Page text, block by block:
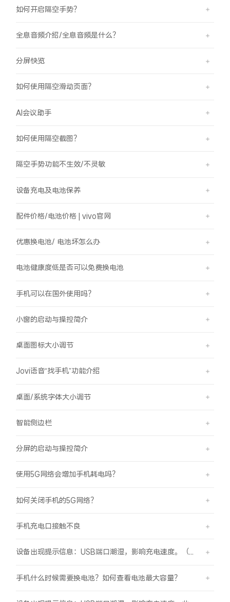
如何开启隔空手势？
全息音频介绍/全息音频是什么？
分屏快览
如何使用隔空滑动页面？
AI会议助手
如何使用隔空截图？
隔空手势功能不生效/不灵敏
设备充电及电池保养
配件价格/电池价格 | vivo官网
优惠换电池/ 电池坏怎么办
电池健康度低是否可以免费换电池
手机可以在国外使用吗？
小窗的启动与操控简介
桌面图标大小调节
Jovi语音“找手机”功能介绍
桌面/系统字体大小调节
智能侧边栏
分屏的启动与操控简介
使用5G网络会增加手机耗电吗？
如何关闭手机的5G网络？
手机充电口接触不良
设备出现提示信息：USB端口潮湿，影响充电速度。（伴随“滴滴”提示音）
手机什么时候需要换电池？如何查看电池最大容量？